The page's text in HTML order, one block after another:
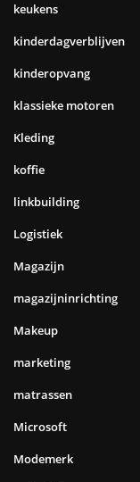
keukens
kinderdagverblijven
kinderopvang
klassieke motoren
Kleding
koffie
linkbuilding
Logistiek
Magazijn
magazijninrichting
Makeup
marketing
matrassen
Microsoft
Modemerk